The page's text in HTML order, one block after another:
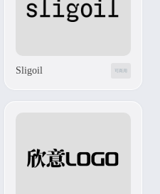
Sligoil 可商用